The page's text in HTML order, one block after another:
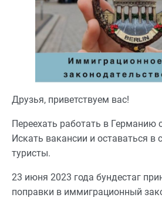
Друзья, приветствуем вас!
Переехать работать в Германию
Искать вакансии и оставаться в
туристы.
23 июня 2023 года бундестаг
поправки в иммиграционный